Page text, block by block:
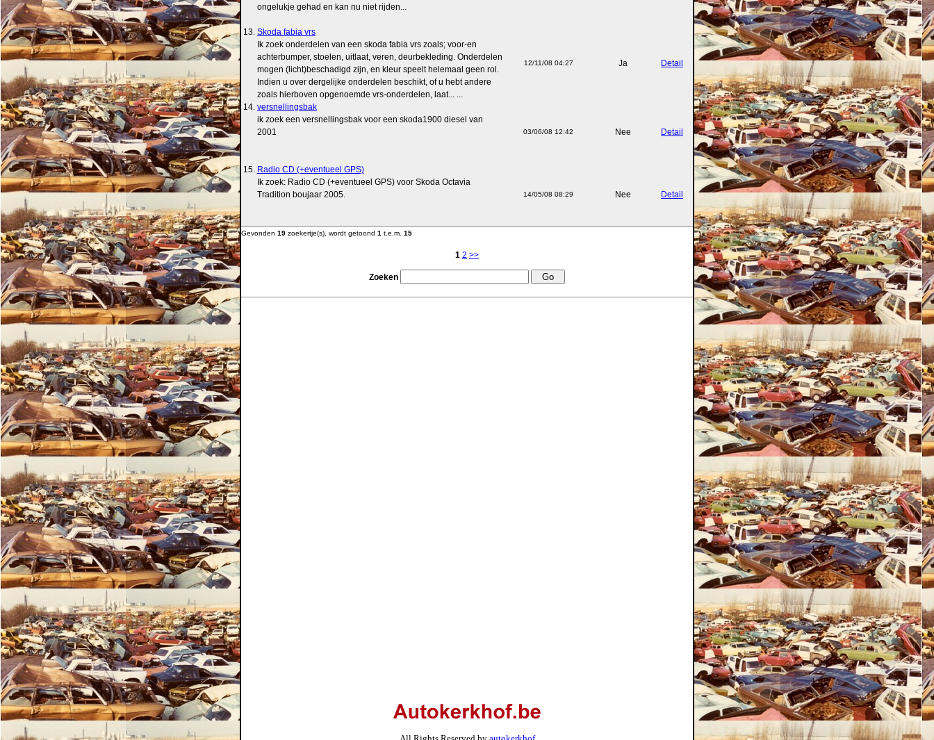
ongelukje gehad en kan nu niet rijden...
13. Skoda fabia vrs
Ik zoek onderdelen van een skoda fabia vrs zoals; voor-en
achterbumper, stoelen, uitlaat, veren, deurbekleding. Onderdelen
mogen (licht)beschadigd zijn, en kleur speelt helemaal geen rol.
Indien u over dergelijke onderdelen beschikt, of u hebt andere
zoals hierboven opgenoemde vrs-onderdelen, laat... ...
12/11/08 04:27 Ja Detail
14. versnellingsbak
ik zoek een versnellingsbak voor een skoda1900 diesel van
2001
03/06/08 12:42 Nee Detail
15. Radio CD (+eventueel GPS)
Ik zoek: Radio CD (+eventueel GPS) voor Skoda Octavia
Tradition boujaar 2005.
14/05/08 08:29 Nee Detail
Gevonden 19 zoekertje(s), wordt getoond 1 t.e.m. 15
1 2 >>
Zoeken